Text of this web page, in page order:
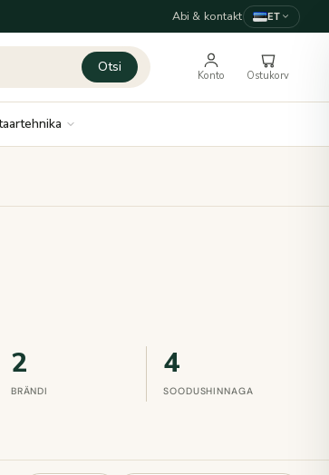
Abi & kontakt ET
Otsi
Konto Ostukorv
2
BRÄNDI
4
SOODUSHINNAGA